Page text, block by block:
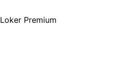
Loker Premium